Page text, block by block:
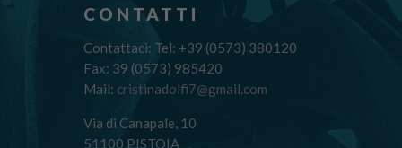
CONTATTI
Contattaci: Tel: +39 (0573) 380120
Fax: 39 (0573) 985420
Mail: cristinadolfi7@gmail.com
Via di Canapale, 10
51100 PISTOIA